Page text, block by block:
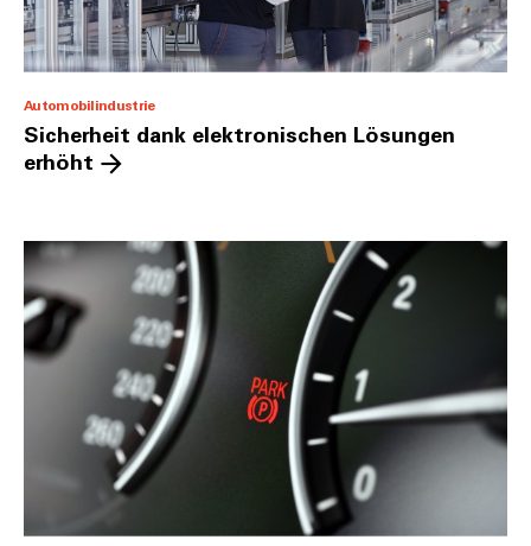
Automobilindustrie
Sicherheit dank elektronischen Lösungen
erhöht